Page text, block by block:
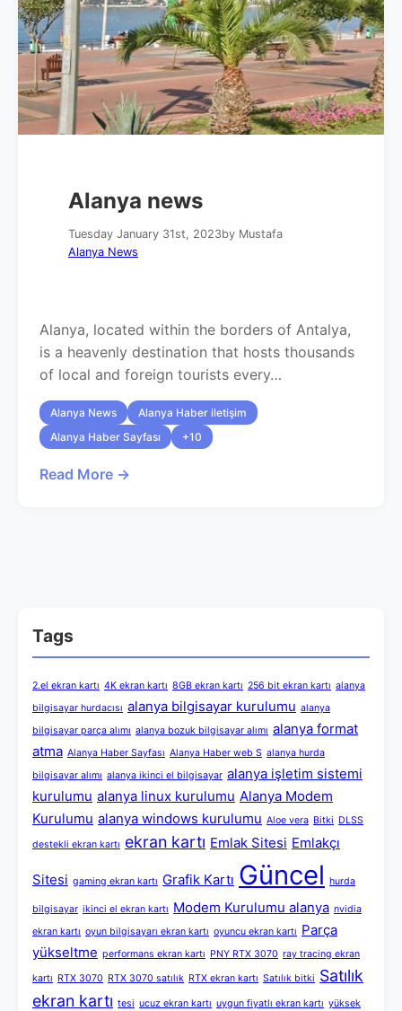
Alanya news
Tuesday January 31st, 2023by Mustafa
Alanya News
Alanya, located within the borders of Antalya,
is a heavenly destination that hosts thousands
of local and foreign tourists every…
Alanya News
Alanya Haber iletişim
Alanya Haber Sayfası
+10
Read More →
Tags
2.el ekran kartı 4K ekran kartı 8GB ekran kartı 256 bit ekran kartı alanya
bilgisayar hurdacısı alanya bilgisayar kurulumu alanya
bilgisayar parça alımı alanya bozuk bilgisayar alımı alanya format
atma Alanya Haber Sayfası Alanya Haber web S alanya hurda
bilgisayar alımı alanya ikinci el bilgisayar alanya işletim sistemi
kurulumu alanya linux kurulumu Alanya Modem
Kurulumu alanya windows kurulumu Aloe vera Bitki DLSS
destekli ekran kartı ekran kartı Emlak Sitesi Emlakçı
Sitesi gaming ekran kartı Grafik Kartı Güncel hurda
bilgisayar ikinci el ekran kartı Modem Kurulumu alanya nvidia
ekran kartı oyun bilgisayarı ekran kartı oyuncu ekran kartı Parça
yükseltme performans ekran kartı PNY RTX 3070 ray tracing ekran
kartı RTX 3070 RTX 3070 satılık RTX ekran kartı Satılık bitki Satılık
ekran kartı tesi ucuz ekran kartı uygun fiyatlı ekran kartı yüksek